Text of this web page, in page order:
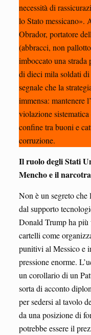
necessità di
lo Stato messicano».
Obrador, portatore
(abbracci, non
imboccato una strada
di dieci mila soldati
segnale che la
immensa: mantenere
violazione
confine tra buoni e
corruzione.
Il ruolo degli Stati
Mencho e il
Non è un segreto che
dal supporto
Donald Trump ha più
cartelli come
punitivi al Messico e
pressione enorme.
un corollario di un
sorta di acconto
per sedersi al tavolo
da una posizione di
potrebbe essere il